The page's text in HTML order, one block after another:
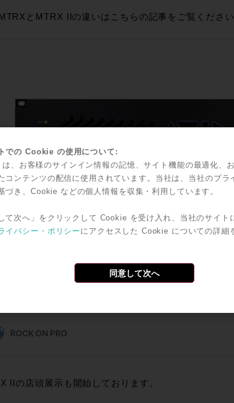
とMTRX IIの違いはこちらの記事をご覧ください
IIの店頭展示も開始しております。
での Cookie の使用について:
、お客様のサインイン情報の記憶、サイト機能の最適化、
コンテンツの配信に使用されています。当社は、当社のプラ
づき、Cookie などの個人情報を収集・利用しています。
て次へ」をクリックして Cookie を受け入れ、当社のサイト
イバシー・ポリシー にアクセスした Cookie についての詳細
同意して次へ